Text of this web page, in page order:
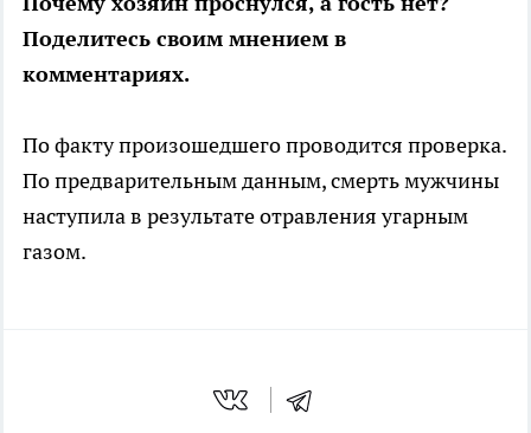
Поделитесь своим мнением в
комментариях.
По факту произошедшего проводится проверка.
По предварительным данным, смерть мужчины
наступила в результате отравления угарным
газом.